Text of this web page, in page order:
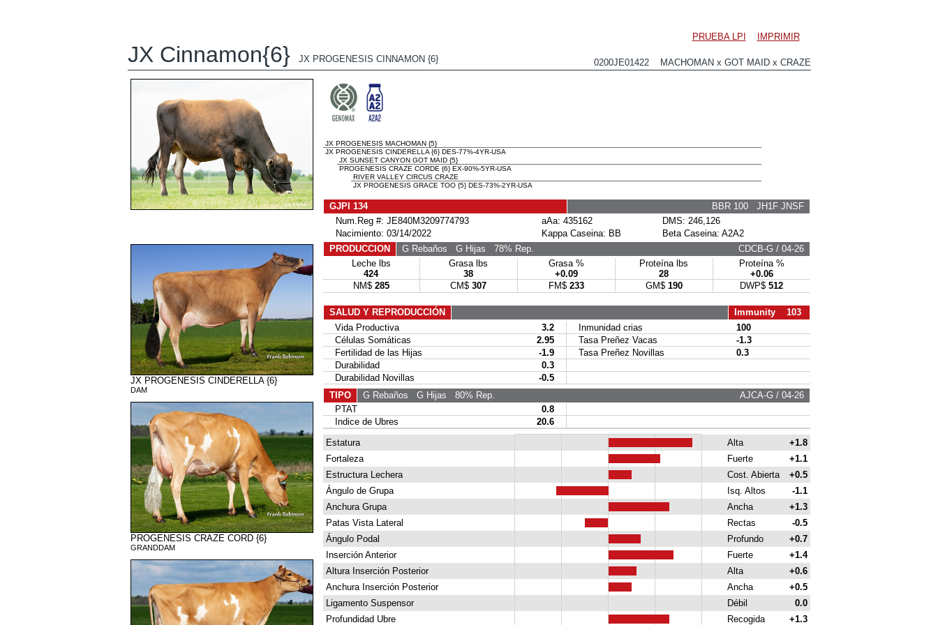
PRUEBA LPI IMPRIMIR
JX Cinnamon{6} JX PROGENESIS CINNAMON {6} 0200JE01422 MACHOMAN x GOT MAID x CRAZE
JX PROGENESIS CINDERELLA {6}
DAM
PROGENESIS CRAZE CORD {6}
GRANDDAM
JX PROGENESIS MACHOMAN {5}
JX PROGENESIS CINDERELLA {6} DES-77%-4YR-USA
JX SUNSET CANYON GOT MAID {5}
PROGENESIS CRAZE CORDE {6} EX-90%-5YR-USA
RIVER VALLEY CIRCUS CRAZE
JX PROGENESIS GRACE TOO {5} DES-73%-2YR-USA
GJPI 134
BBR 100 JH1F JNSF
Num.Reg #: JE840M3209774793
aAa: 435162
DMS: 246,126
Nacimiento: 03/14/2022
Kappa Caseina: BB
Beta Caseina: A2A2
PRODUCCION
G Rebaños G Hijas 78% Rep.
CDCB-G / 04-26
Leche lbs
424
Grasa lbs
38
Grasa %
+0.09
Proteína lbs
28
Proteína %
+0.06
NM$ 285 CM$ 307 FM$ 233 GM$ 190 DWP$ 512
SALUD Y REPRODUCCIÓN
Immunity 103
Vida Productiva
3.2 Inmunidad crias
100
Células Somáticas
2.95 Tasa Preñez Vacas
-1.3
Fertilidad de las Hijas
-1.9 Tasa Preñez Novillas
0.3
Durabilidad
0.3
Durabilidad Novillas
-0.5
TIPO
G Rebaños G Hijas 80% Rep.
AJCA-G / 04-26
PTAT
0.8
Indice de Ubres
20.6
Estatura
Alta
+1.8
Fortaleza
Fuerte
+1.1
Estructura Lechera
Cost. Abierta
+0.5
Ángulo de Grupa
Isq. Altos
-1.1
Anchura Grupa
Ancha
+1.3
Patas Vista Lateral
Rectas
-0.5
Ángulo Podal
Profundo
+0.7
Inserción Anterior
Fuerte
+1.4
Altura Inserción Posterior
Alta
+0.6
Anchura Inserción Posterior
Ancha
+0.5
Ligamento Suspensor
Débil
0.0
Profundidad Ubre
Recogida +1.3